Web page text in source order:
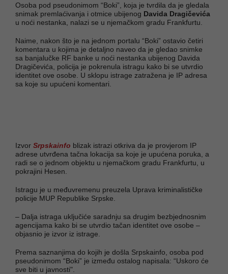
Osoba pod pseudonimom “Boki”, koja je tvrdila da je gledala
snimak premlaćivanja i otmice ubijenog Davida Dragičevića
u noći nestanka, nalazi se u njemačkom gradu Frankfurtu.
Naime, nakon što je na jednom portalu “Boki” ostavio četiri
komentara u kojima je detaljno naveo da je gledao snimke
sa banjalučke RF banke u noći nestanka ubijenog Davida
Dragičevića, policija je pokrenula istragu kako bi se utvrdio
identitet ove osobe. U sklopu istrage zatražena je IP adresa
sa koje su upućeni komentari.
Izvor Srpskainfo blizak istrazi otkriva da je provjerom IP
adrese utvrđena tačna lokacija sa koje je upućena poruka, a
radi se o jednom objektu u njemačkom gradu Frankfurtu, u
pokrajini Hesen.
Istragu je u međuvremenu preuzela Uprava kriminalističke
policije MUP Republike Srpske.
– Dalja istraga uključiće saradnju sa drugim bezbjednosnim
agencijama kako bi se utvrdio tačan identitet ove osobe –
objasnio je izvor iz istrage.
Prema saznanjima do kojih je došla Srpskainfo, osoba pod
pseudonimom “Boki” je između ostalog napisala: “Uskoro će
sve biti u javnosti".